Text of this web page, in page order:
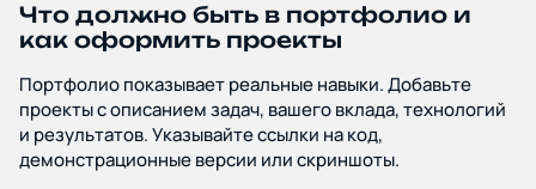
Что должно быть в портфолио и
как оформить проекты
Портфолио показывает реальные навыки. Добавьте
проекты с описанием задач, вашего вклада, технологий
и результатов. Указывайте ссылки на код,
демонстрационные версии или скриншоты.